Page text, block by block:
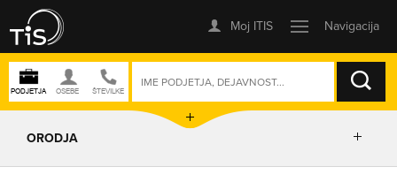
ISKANJE
ORODJA